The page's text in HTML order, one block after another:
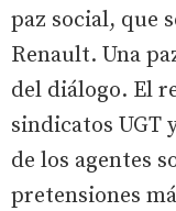
paz social, que
Renault. Una
del diálogo. El
sindicatos UGT
de los agentes
pretensiones